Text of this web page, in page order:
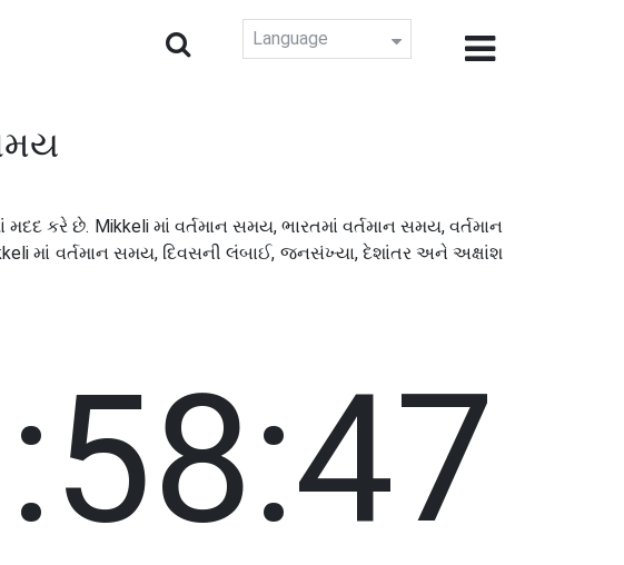
Language
કરે છે. Mikkeli માં વર્તમાન સમય, ભારતમાં વર્તમાન સમય, વર્તમાન
માં વર્તમાન સમય, દિવસની લંબાઈ, જનસંખ્યા, દેશાંતર અને અક્ષાંશ